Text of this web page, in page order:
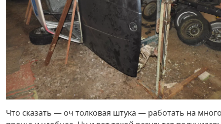
Что сказать — оч толковая штука — работать на